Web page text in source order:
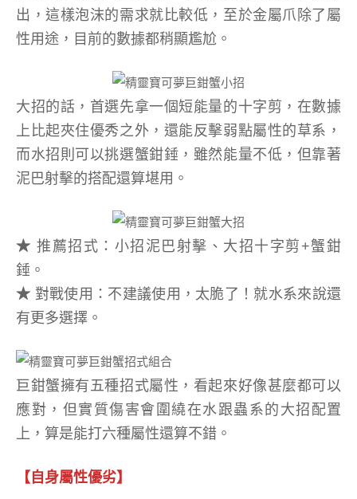
出，這樣泡沫的需求就比較低，至於金屬爪除了屬
性用途，目前的數據都稍顯尷尬。
大招的話，首選先拿一個短能量的十字剪，在數據
上比起夾住優秀之外，還能反擊弱點屬性的草系，
而水招則可以挑選蟹鉗錘，雖然能量不低，但靠著
泥巴射擊的搭配還算堪用。
★推薦招式：小招泥巴射擊、大招十字剪+蟹鉗
錘。
★ 對戰使用：不建議使用，太脆了！就水系來說還
有更多選擇。
巨鉗蟹擁有五種招式屬性，看起來好像甚麼都可以
應對，但實質傷害會圍繞在水跟蟲系的大招配置
上，算是能打六種屬性還算不錯。
【自身屬性優劣】